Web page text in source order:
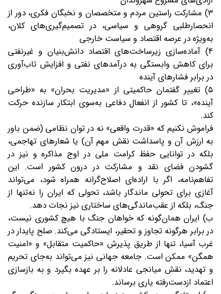
۳) مشارکت راستین مردم و متخصصان و نخبگان فکری، دور از
انحصارطلبی گروهی و سیاسی، در تصمیم‌گیری‌های کلان،
به‌ویژه در عرصه اقتصاد و سیاست خارجی
۴) آماده‌سازی زیرساخت‌های اقتصاد دانش‌بنیان و غیرنفتی
برای کاهش وابستگی به درآمدهای نفتی و افزایش تاب‌آوری
در برابر فشارهای آینده
۵) تغییر گفتمان حاکمیتی از «مدیریت بحران» به «طراحی
آینده»، تا کشور از انفعال دفاعی به‌سوی ابتکار سازنده حرکت
کند.
فراموش نکنیم که «قدرت واقعی» نه در توان نظامی (ضمن باور
به ارزش آن و پاسداشت نقش مهم آن) یا شعارهای تهاجمی،
بلکه در توانایی حفظ کرامت ملی در اوج مذاکره و نیز در
گشودن فضای نقد و مشارکت در درون کشور است. این
تفاهم‌نامه، اگر با اراده‌ای اصلاح‌گرانه همراه شود، می‌تواند
آغازی برای تحولی ماندگار باشد، تحولی که ایران را نه‌تنها از
جنگ، بلکه از عقب‌ماندگی‌های ساختاری نیز نجات دهد.
ب) ایران همان‌گونه که خواهان جنگ با هیچ کشوری نیست،
در برابر هرگونه تجاوز و تحقیر، ایستادگی می‌کند. صلح پایدار در
غرب‌ آسیا، تنها از طریق پذیرش «حاکمیت متقابل» و «امنیت
همگن» ممکن است. جامعه جهانی نیز می‌تواند به‌جای تحریم
و تهدید، نقش میانجی عادلانه را بر عهده بگیرد و به بازسازی
اعتماد ازدست‌رفته یاری برساند.